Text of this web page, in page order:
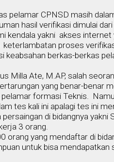
pelamar CPNSD masih
hasil verifikasi dimulai
kendala yakni akses internet
keterlambatan proses verif
keabsahan berkas-berkas
Milla Ate, M.AP, salah
yang benar-benar
formasi Teknis.
tes kali ini apalagi tes ini
di bidangnya yakni
3 orang.
orang yang mendaftar di
untuk bisa